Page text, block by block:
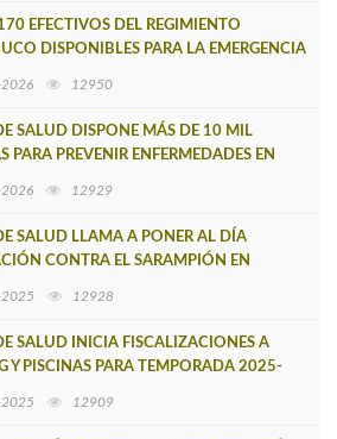
EFECTIVOS DEL REGIMIENTO
DISPONIBLES PARA LA EMERGENCIA
12950
SALUD DISPONE MÁS DE 10 MIL
PARA PREVENIR ENFERMEDADES EN
12929
SALUD LLAMA A PONER AL DÍA
CONTRA EL SARAMPIÓN EN
12928
SALUD INICIA FISCALIZACIONES A
Y PISCINAS PARA TEMPORADA 2025-
12909